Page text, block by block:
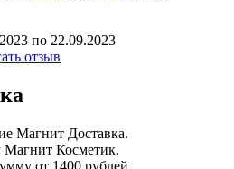
по 22.09.2023
отзыв
Магнит Доставка.
Магнит Косметик.
от 1400 рублей.